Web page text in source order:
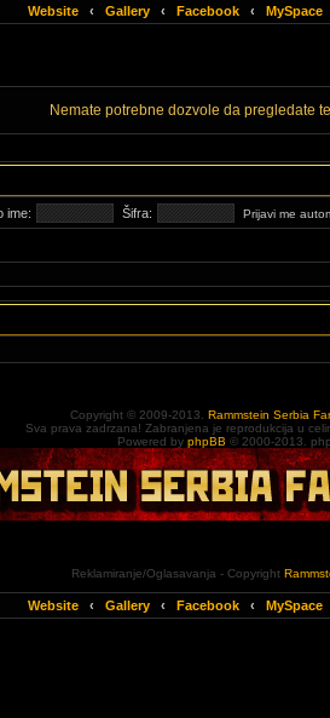
Website ‹ Gallery ‹ Facebook ‹ MySpace
Nemate potrebne dozvole da pregledate
ime: Šifra: Prijavi me
Copyright © 2009-2013. Rammstein Serbia
Sva prava zadrzana! Zabranjena je reprodukcija u
Powered by phpBB © 2000-2013.
Reklamiranje/Oglasavanja - Copyright
Website ‹ Gallery ‹ Facebook ‹ MySpace